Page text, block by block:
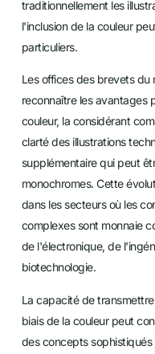
traditionnellement les
l'inclusion de la couleur
particuliers.
Les offices des brevets
reconnaître les avantages
couleur, la considérant
clarté des illustrations
supplémentaire qui peut
monochromes. Cette
dans les secteurs où les
complexes sont monnaie
de l'électronique, de
biotechnologie.
La capacité de
biais de la couleur peut
des concepts